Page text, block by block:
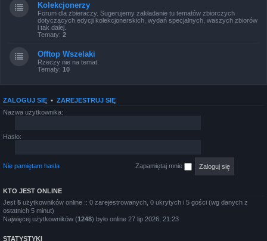
Kolekcjonerzy
Forum dla zbieraczy. Sugerujemy zakładanie tu tematów zbiorczych
dotyczących edycji kolekcjonerskich, wydań specjalnych, waszych zbiorów
i tak dalej.
Tematy: 2
Offtop Wszelaki
Rzeczy nie na temat.
Tematy: 10
ZALOGUJ SIĘ • ZAREJESTRUJ SIĘ
Nazwa użytkownika:
Hasło:
Nie pamiętam hasła Zapamiętaj mnie
KTO JEST ONLINE
Jest 5 użytkowników online :: 0 zarejestrowanych, 0 ukrytych i 5 gości (wg danych z
ostatnich 5 minut)
Najwięcej użytkowników (1248) było online 27 lip 2026, 21:23
STATYSTYKI